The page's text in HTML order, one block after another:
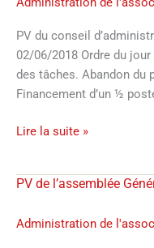
PV du conseil
02/06/2018 Ordre du
des tâches. Abandon du
Financement d’un ½
d’administration
l’association
AFFD
02/06/18
Lire la suite »
PV de l’assemblée
Administration de
PV
l’assemblée